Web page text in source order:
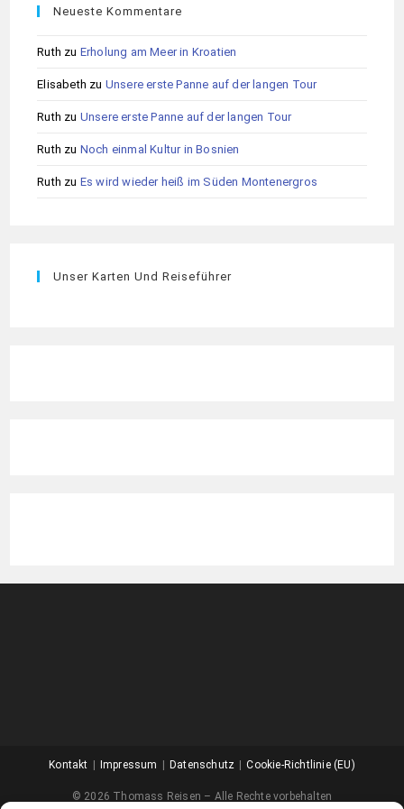
Neueste Kommentare
Ruth zu Erholung am Meer in Kroatien
Elisabeth zu Unsere erste Panne auf der langen Tour
Ruth zu Unsere erste Panne auf der langen Tour
Ruth zu Noch einmal Kultur in Bosnien
Ruth zu Es wird wieder heiß im Süden Montenergros
Unser Karten Und Reiseführer
Kontakt Impressum Datenschutz Cookie-Richtlinie (EU)
© 2026 Thomass Reisen – Alle Rechte vorbehalten